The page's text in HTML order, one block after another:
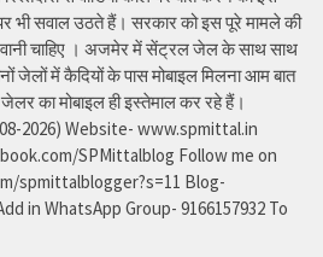
भी सवाल उठते हैं। सरकार को इस पूरे मामले की
चाहिए । अजमेर में सेंट्रल जेल के साथ साथ
जेलों में कैदियों के पास मोबाइल मिलना आम बात
का मोबाइल ही इस्तेमाल कर रहे हैं।
08-2026) Website- www.spmittal.in
SPMittalblog Follow me on
spmittalblogger?s=11 Blog-
in WhatsApp Group- 9166157932 To